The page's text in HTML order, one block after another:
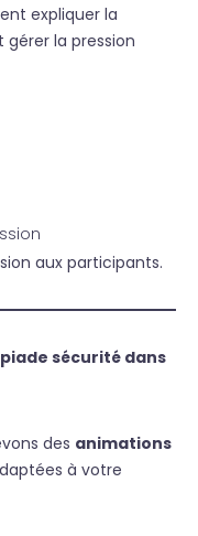
expliquer la
la pression
aux participants.
sécurité dans
des animations
à votre